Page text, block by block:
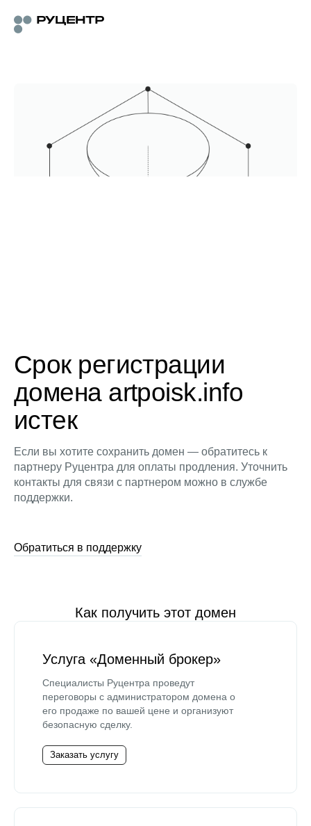
Срок регистрации
домена artpoisk.info
истек
Если вы хотите сохранить домен — обратитесь к
партнеру Руцентра для оплаты продления. Уточнить
контакты для связи с партнером можно в службе
поддержки.
Обратиться в поддержку
Как получить этот домен
Услуга «Доменный брокер»
Специалисты Руцентра проведут
переговоры с администратором домена о
его продаже по вашей цене и организуют
безопасную сделку.
Заказать услугу